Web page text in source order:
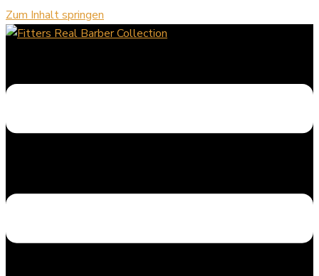
Zum Inhalt springen